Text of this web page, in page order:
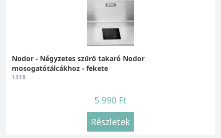
Nodor - Négyzetes szűrő takaró Nodor
mosogatótálcákhoz - fekete
1318
5 990 Ft
Részletek